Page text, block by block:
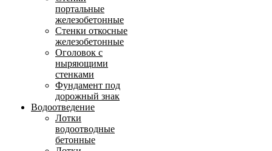
портальные
железобетонные
Стенки откосные
железобетонные
Оголовок с
ныряющими
стенками
Фундамент под
дорожный знак
Водоотведение
Лотки
водоотводные
бетонные